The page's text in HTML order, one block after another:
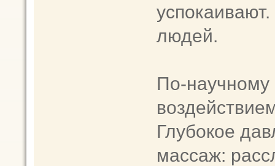
людей.
По-научному
Глубокое
массаж: